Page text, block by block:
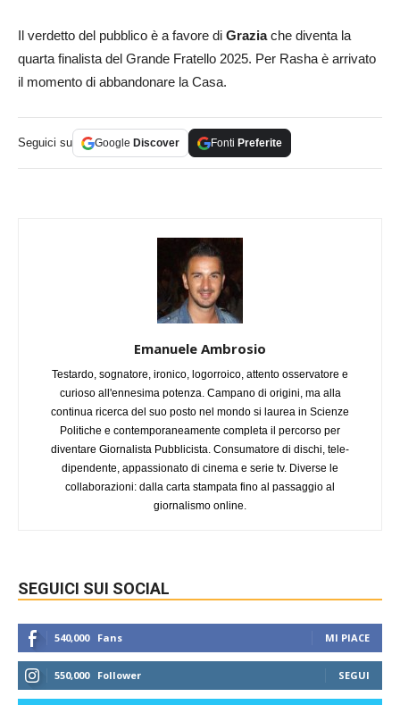
Il verdetto del pubblico è a favore di Graziache diventa la
quarta finalista del Grande Fratello 2025. Per Rasha è arrivato
il momento di abbandonare la Casa.
Seguici su Google Discover Fonti Preferite
Emanuele Ambrosio
Testardo, sognatore, ironico, logorroico, attento osservatore e
curioso all'ennesima potenza. Campano di origini, ma alla
continua ricerca del suo posto nel mondo si laurea in Scienze
Politiche e contemporaneamente completa il percorso per
diventare Giornalista Pubblicista. Consumatore di dischi, tele-
dipendente, appassionato di cinema e serie tv. Diverse le
collaborazioni: dalla carta stampata fino al passaggio al
giornalismo online.
SEGUICI SUI SOCIAL
540,000 Fans MI PIACE
550,000 Follower SEGUI